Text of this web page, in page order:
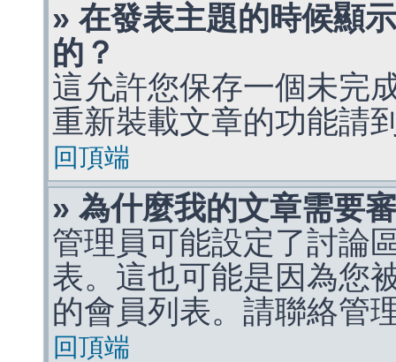
» 在發表主題的時候顯
的？
這允許您保存一個未完
重新裝載文章的功能請
回頂端
» 為什麼我的文章需要
管理員可能設定了討論
表。這也可能是因為您
的會員列表。請聯絡管
回頂端